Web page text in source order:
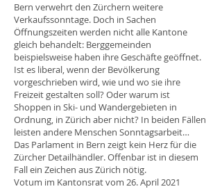
Bern verwehrt den Zürchern weitere
Verkaufssonntage. Doch in Sachen
Öffnungszeiten werden nicht alle Kantone
gleich behandelt: Berggemeinden
beispielsweise haben ihre Geschäfte geöffnet.
Ist es liberal, wenn der Bevölkerung
vorgeschrieben wird, wie und wo sie ihre
Freizeit gestalten soll? Oder warum ist
Shoppen in Ski- und Wandergebieten in
Ordnung, in Zürich aber nicht? In beiden Fällen
leisten andere Menschen Sonntagsarbeit…
Das Parlament in Bern zeigt kein Herz für die
Zürcher Detailhändler. Offenbar ist in diesem
Fall ein Zeichen aus Zürich nötig.
Votum im Kantonsrat vom 26. April 2021